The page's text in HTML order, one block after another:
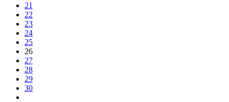
21
22
23
24
25
26
27
28
29
30